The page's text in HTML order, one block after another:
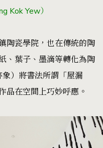
Kok Yew）
陶瓷學院，也在傳統的陶
、葉子、墨滴等轉化為陶
）將書法所謂「屋漏
品在空間上巧妙呼應。